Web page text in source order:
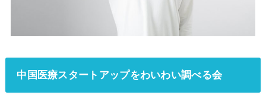
中国医療スタートアップをわいわい調べる会